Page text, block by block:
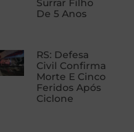
Surrar Filho
De 5 Anos
RS: Defesa
Civil Confirma
Morte E Cinco
Feridos Após
Ciclone